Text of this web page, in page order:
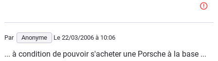
Par Anonyme Le 22/03/2006 à 10:06
... à condition de pouvoir s'acheter une Porsche à la base ...